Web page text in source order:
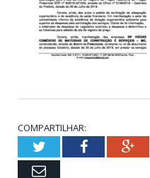
COMPARTILHAR:
TwitterFacebook
Email